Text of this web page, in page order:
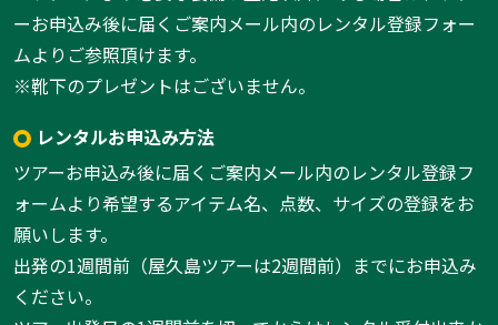
ーお申込み後に届くご案内メール内のレンタル登録フォー
ムよりご参照頂けます。
※靴下のプレゼントはございません。
レンタルお申込み方法
ツアーお申込み後に届くご案内メール内のレンタル登録フ
ォームより希望するアイテム名、点数、サイズの登録をお
願いします。
出発の1週間前（屋久島ツアーは2週間前）までにお申込み
ください。